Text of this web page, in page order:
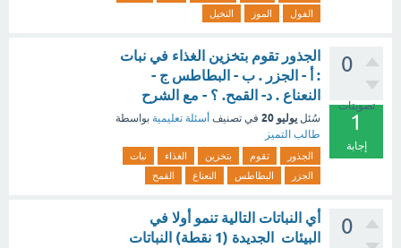
الفول
الموز النخيل
0
تصويتات
1
إجابة
الجذور تقوم بتخزين الغذاء في نبات
: أ - الجزر . ب - البطاطس ج -
النعناع . د- القمح. ؟ - مع الشرح
سُئل يوليو 20 في تصنيف أسئلة تعليمية بواسطة
طالب التميز
الجذور تقوم بتخزين الغذاء
نبات
الجزر
البطاطس النعناع القمح
0
أي النباتات التالية تنمو أولا في
البيئات الجديدة (1 نقطة) النباتات